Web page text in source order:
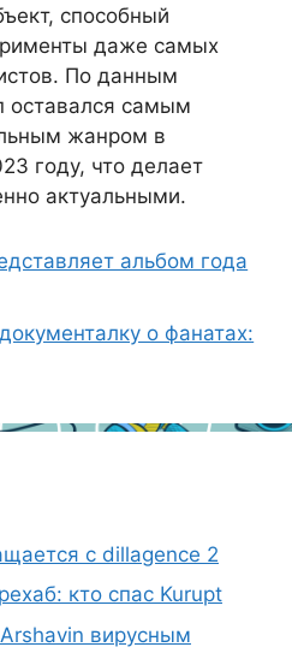
способный
даже самых
По данным
оставался самым
жанром в
году, что делает
актуальными.
альбом года
о фанатах:
с dillagence 2
кто спас Kurupt
вирусным